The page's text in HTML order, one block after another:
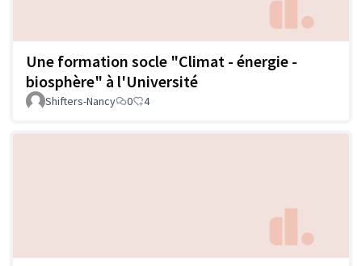
Une formation socle "Climat - énergie -
biosphère" à l'Université
Shifters-Nancy 0 4